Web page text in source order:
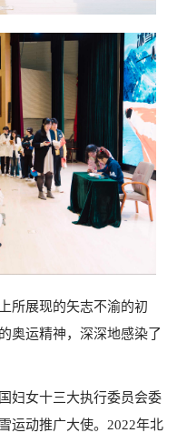
所展现的矢志不渝的初
奥运精神，深深地感染了
妇女十三大执行委员会委
运动推广大使。 2022年北